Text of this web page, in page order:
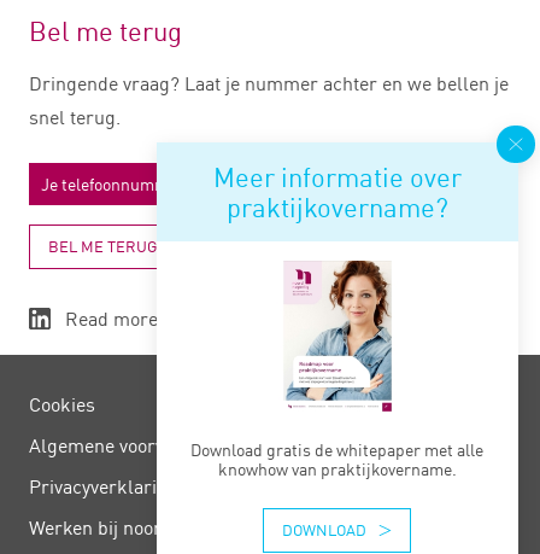
Meer informatie over
praktijkovername?
Download gratis de whitepaper met alle
knowhow van praktijkovername.
DOWNLOAD
Bel me terug
Dringende vraag? Laat je nummer achter en we bellen je
snel terug.
BEL ME TERUG
Read more
Cookies
Algemene voorwaarden
Privacy­verklaring
Werken bij noord negentig